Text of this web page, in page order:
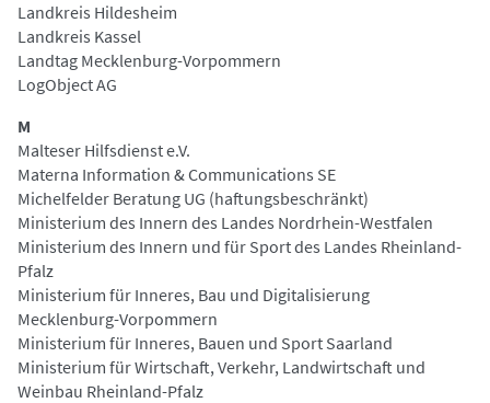
Landkreis Hildesheim
Landkreis Kassel
Landtag Mecklenburg-Vorpommern
LogObject AG
M
Malteser Hilfsdienst e.V.
Materna Information & Communications SE
Michelfelder Beratung UG (haftungsbeschränkt)
Ministerium des Innern des Landes Nordrhein-Westfalen
Ministerium des Innern und für Sport des Landes Rheinland-
Pfalz
Ministerium für Inneres, Bau und Digitalisierung
Mecklenburg-Vorpommern
Ministerium für Inneres, Bauen und Sport Saarland
Ministerium für Wirtschaft, Verkehr, Landwirtschaft und
Weinbau Rheinland-Pfalz